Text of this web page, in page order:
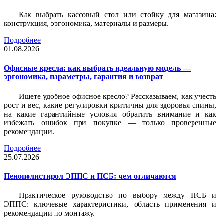
Как выбрать кассовый стол или стойку для магазина:
конструкция, эргономика, материалы и размеры.
Подробнее
01.08.2026
Офисные кресла: как выбрать идеальную модель —
эргономика, параметры, гарантия и возврат
Ищете удобное офисное кресло? Рассказываем, как учесть
рост и вес, какие регулировки критичны для здоровья спины,
на какие гарантийные условия обратить внимание и как
избежать ошибок при покупке — только проверенные
рекомендации.
Подробнее
25.07.2026
Пенополистирол ЭППС и ПСБ: чем отличаются
Практическое руководство по выбору между ПСБ и
ЭППС: ключевые характеристики, область применения и
рекомендации по монтажу.